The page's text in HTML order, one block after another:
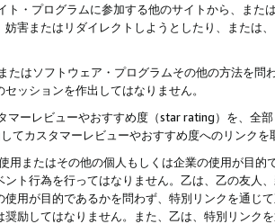
ト・プログラムに参加する他のサイトから、ま
妨害またはリダイレクトしようとしたり、または
たはソフトウェア・プログラムその他の方法を
ッションを作出してはなりません。
マーレビューやおすすめ度（star rating）を、全
てカスタマーレビューやおすすめ度へのリンクを
用またはその他の個人もしくは企業の使用が目
ント行為を行ってはなりません。乙は、乙の友人
使用が目的であるかを問わず、特別リンクを通じ
奨励してはなりません。また、乙は、特別リンク